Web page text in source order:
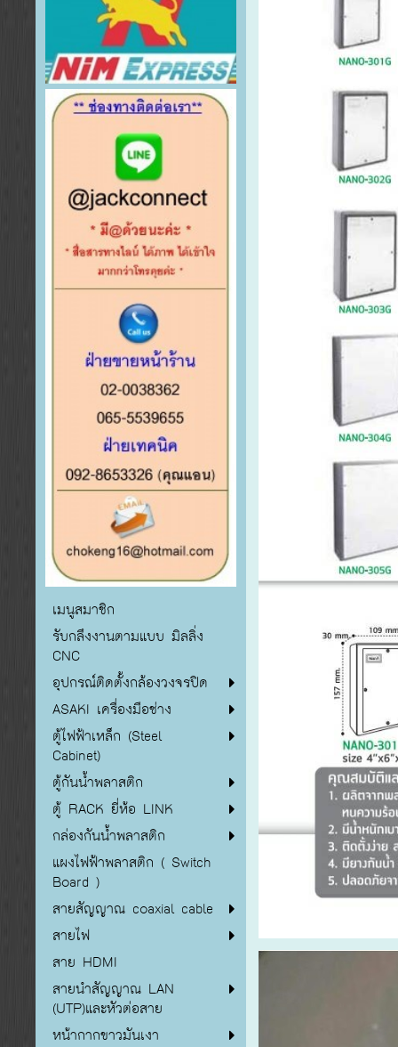
เมนูสมาชิก
รับกลึงงานตามแบบ มิลลิ่ง
CNC
อุปกรณ์ติดตั้งกล้องวงจรปิด
ASAKI เครื่องมือช่าง
ตู้ไฟฟ้าเหล็ก (Steel
Cabinet)
ตู้กันน้ำพลาสติก
ตู้ RACK ยี่ห้อ LINK
กล่องกันน้ำพลาสติก
แผงไฟฟ้าพลาสติก ( Switch
Board )
สายสัญญาณ coaxial cable
สายไฟ
สาย HDMI
สายนำสัญญาณ LAN
(UTP)และหัวต่อสาย
หน้ากากขาวมันเงา